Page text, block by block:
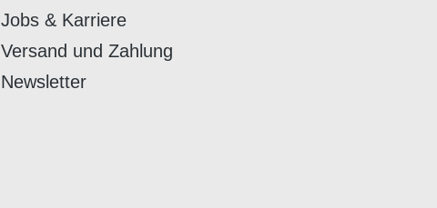
Jobs & Karriere
Versand und Zahlung
Newsletter